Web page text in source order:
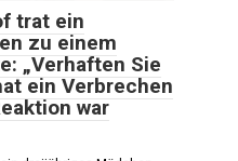
trat ein
zu einem
„Verhaften Sie
ein Verbrechen
war